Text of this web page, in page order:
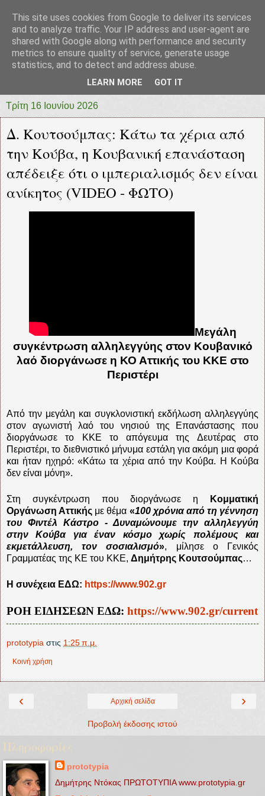
prototypia
"ΠΡΩΤΟΤΥΠΙΑ" * ΑΝΕΞΑΡΤΗΤΗ-ΗΛΕΚΤΡΟΝΙΚΗ-
Τρίτη 16 Ιουνίου 2026
Δ. Κουτσούμπας: Κάτω τα χέρια από
την Κούβα, η Κουβανική επανάσταση
απέδειξε ότι ο ιμπεριαλισμός δεν είναι
ανίκητος (VIDEO - ΦΩΤΟ)
Μεγάλη
συγκέντρωση αλληλεγγύης στον Κουβανικό
λαό διοργάνωσε η ΚΟ Αττικής του ΚΚΕ στο
Περιστέρι
Από την μεγάλη και συγκλονιστική εκδήλωση αλληλεγγύης
στον αγωνιστή λαό του νησιού της Επανάστασης που
διοργάνωσε το ΚΚΕ το απόγευμα της Δευτέρας στο
Περιστέρι, το διεθνιστικό μήνυμα εστάλη για ακόμη μια φορά
και ήταν ηχηρό: «Κάτω τα χέρια από την Κούβα. Η Κούβα
δεν είναι μόνη».
Στη συγκέντρωση που διοργάνωσε η
Κομματική
Οργάνωση Αττικής με θέμα «100 χρόνια από τη γέννηση
του Φιντέλ Κάστρο - Δυναμώνουμε την αλληλεγγύη
στην Κούβα για έναν κόσμο χωρίς πολέμους και
εκμετάλλευση, τον σοσιαλισμό», μίλησε ο Γενικός
Γραμματέας της ΚΕ του ΚΚΕ, Δημήτρης Κουτσούμπας…
Η συνέχεια ΕΔΩ: https://www.902.gr
ΡΟΗ ΕΙΔΗΣΕΩΝ ΕΔΩ: https://www.902.gr/current
prototypia στις 1:25 π.μ.
Κοινή χρήση
‹ ›
Αρχική σελίδα
Προβολή έκδοσης ιστού
Πληροφορίες
prototypia
Δημήτρης Ντόκας ΠΡΩΤΟΤΥΠΙΑ www.prototypia.gr
This site uses cookies from Google to deliver its services
and to analyze traffic. Your IP address and user-agent are
shared with Google along with performance and security
metrics to ensure quality of service, generate usage
statistics, and to detect and address abuse.
LEARN MORE GOT IT